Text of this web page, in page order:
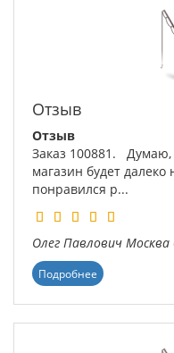
Отзыв
Отзыв
Заказ 100881.
магазин будет
понравился р...
Олег Павлович Москва
Подробнее